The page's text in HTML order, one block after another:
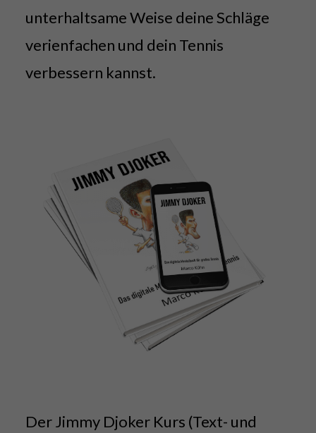
unterhaltsame Weise deine Schläge
verienfachen und dein Tennis
verbessern kannst.
Der Jimmy Djoker Kurs (Text- und